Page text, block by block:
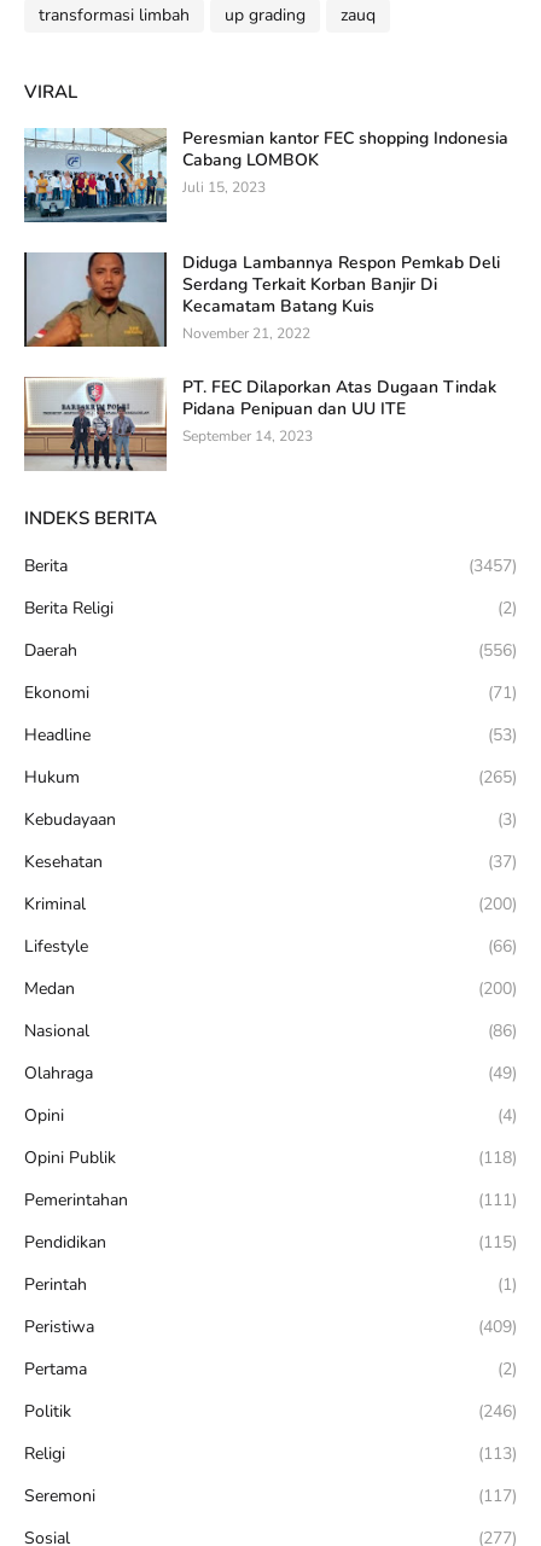
transformasi limbah
up grading zauq
VIRAL
Peresmian kantor FEC shopping Indonesia
Cabang LOMBOK
Juli 15, 2023
Diduga Lambannya Respon Pemkab Deli
Serdang Terkait Korban Banjir Di
Kecamatam Batang Kuis
November 21, 2022
PT. FEC Dilaporkan Atas Dugaan Tindak
Pidana Penipuan dan UU ITE
September 14, 2023
INDEKS BERITA
Berita
(3457)
Berita Religi
(2)
Daerah
(556)
Ekonomi
(71)
Headline
(53)
Hukum
(265)
Kebudayaan
(3)
Kesehatan
(37)
Kriminal
(200)
Lifestyle
(66)
Medan
(200)
Nasional
(86)
Olahraga
(49)
Opini
(4)
Opini Publik
(118)
Pemerintahan
(111)
Pendidikan
(115)
Perintah
(1)
Peristiwa
(409)
Pertama
(2)
Politik
(246)
Religi
(113)
Seremoni
(117)
Sosial
(277)